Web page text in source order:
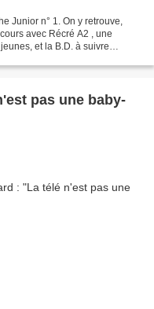
Junior n° 1. On y retrouve,
avec Récré A2 , une
et la B.D. à suivre
pas une baby-